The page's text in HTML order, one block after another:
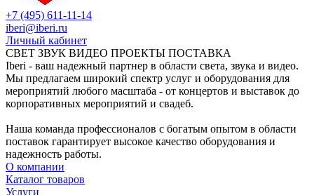
+7 (495) 611-11-14
iberi@iberi.ru
Личный кабинет
СВЕТ ЗВУК ВИДЕО ПРОЕКТЫ ПОСТАВКА
Iberi - ваш надежный партнер в области света, звука и видео.
Мы предлагаем широкий спектр услуг и оборудования для
мероприятий любого масштаба - от концертов и выставок до
корпоративных мероприятий и свадеб.
Наша команда профессионалов с богатым опытом в области
поставок гарантирует высокое качество оборудования и
надежность работы.
О компании
Каталог товаров
Услуги